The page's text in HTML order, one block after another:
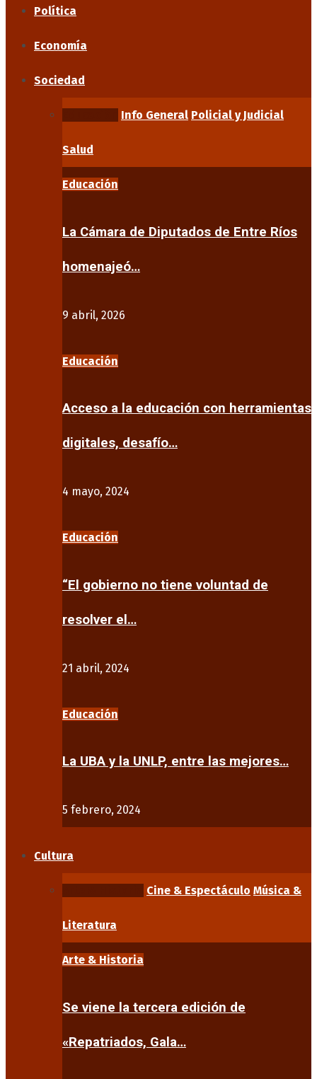
Política
Economía
Sociedad
Info General Policial y Judicial
Salud
Educación
La Cámara de Diputados de Entre Ríos
homenajeó…
9 abril, 2026
Educación
Acceso a la educación con herramientas
digitales, desafío…
4 mayo, 2024
Educación
“El gobierno no tiene voluntad de
resolver el…
21 abril, 2024
Educación
La UBA y la UNLP, entre las mejores…
5 febrero, 2024
Cultura
Cine & Espectáculo Música &
Literatura
Arte & Historia
Se viene la tercera edición de
«Repatriados, Gala…